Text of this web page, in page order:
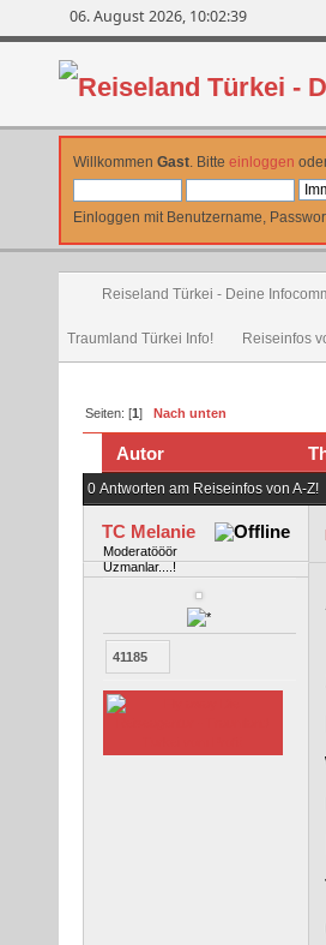
06. August 2026, 10:02:39
Willkommen Gast. Bitte einloggen
Einloggen mit Benutzername,
Reiseland Türkei - Deine
Traumland Türkei Info! Reiseinfos
Seiten: [1]Nach unten
Autor
0 Antworten am Reiseinfos von A-Z!
TC Melanie
Moderatööör
Uzmanlar....!
41185